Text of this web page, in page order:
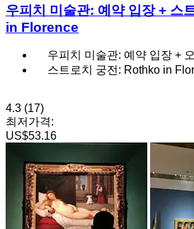
우피치 미술관: 예약 입장 + 스
in Florence
우피치 미술관: 예약 입장 +
스트로치 궁전: Rothko in
4.3 (17)
최저가격:
US$53.16